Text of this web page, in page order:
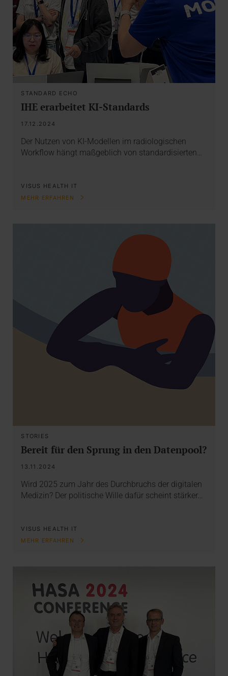
STANDARD ECHO
IHE erarbeitet KI-Standards
17.12.2024
Der Nutzen von KI-Modellen im radiologischen
Workflow hängt maßgeblich von standardisierten…
VISUS HEALTH IT
MEHR ERFAHREN
STORIES
Bereit für den Sprung in den Datenpool?
13.11.2024
Wird 2025 zum Jahr des Durchbruchs der digitalen
Medizin? Der politische Wille dafür scheint stärker…
VISUS HEALTH IT
MEHR ERFAHREN